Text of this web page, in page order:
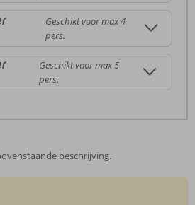
Geschikt voor max 4
pers.
Geschikt voor max 5
pers.
beschrijving.